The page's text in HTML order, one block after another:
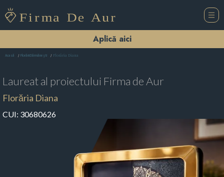
Aplică aici
Acasă Florării Dărmăneşti Florăria Diana
Laureat al proiectului Firma de Aur
Florăria Diana
CUI: 30680626